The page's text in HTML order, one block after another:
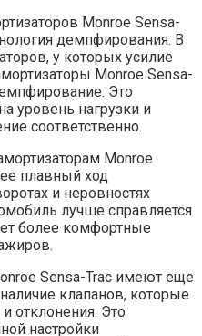
Monroe Sensa-
демпфирования. В
у которых усилие
Monroe Sensa-
Это
уровень нагрузки и
соответственно.
Monroe
плавный ход
и неровностях
лучше справляется
более комфортные
Sensa-Trac имеют еще
клапанов, которые
отклонения. Это
настройки